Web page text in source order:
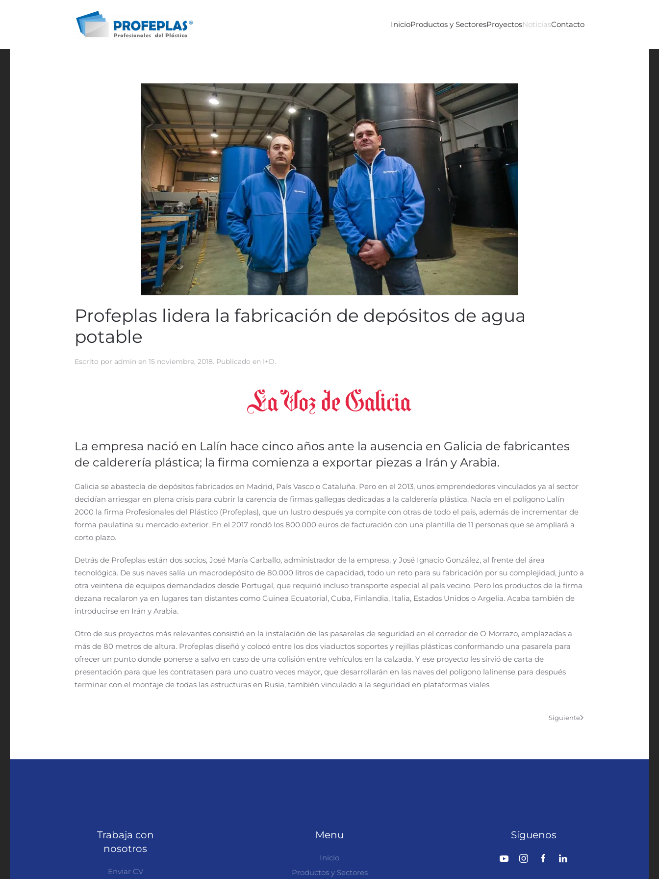
Skip to main content InicioProductos y SectoresProyectosNoticiasContacto
Profeplas lidera la fabricación de depósitos de agua
potable
Escrito por admin en 15 noviembre, 2018. Publicado en I+D.
La empresa nació en Lalín hace cinco años ante la ausencia en Galicia de fabricantes
de calderería plástica; la firma comienza a exportar piezas a Irán y Arabia.
Galicia se abastecía de depósitos fabricados en Madrid, País Vasco o Cataluña. Pero en el 2013, unos emprendedores vinculados ya al sector
decidían arriesgar en plena crisis para cubrir la carencia de firmas gallegas dedicadas a la calderería plástica. Nacía en el polígono Lalín
2000 la firma Profesionales del Plástico (Profeplas), que un lustro después ya compite con otras de todo el país, además de incrementar de
forma paulatina su mercado exterior. En el 2017 rondó los 800.000 euros de facturación con una plantilla de 11 personas que se ampliará a
corto plazo.
Detrás de Profeplas están dos socios, José María Carballo, administrador de la empresa, y José Ignacio González, al frente del área
tecnológica. De sus naves salía un macrodepósito de 80.000 litros de capacidad, todo un reto para su fabricación por su complejidad, junto a
otra veintena de equipos demandados desde Portugal, que requirió incluso transporte especial al país vecino. Pero los productos de la firma
dezana recalaron ya en lugares tan distantes como Guinea Ecuatorial, Cuba, Finlandia, Italia, Estados Unidos o Argelia. Acaba también de
introducirse en Irán y Arabia.
Otro de sus proyectos más relevantes consistió en la instalación de las pasarelas de seguridad en el corredor de O Morrazo, emplazadas a
más de 80 metros de altura. Profeplas diseñó y colocó entre los dos viaductos soportes y rejillas plásticas conformando una pasarela para
ofrecer un punto donde ponerse a salvo en caso de una colisión entre vehículos en la calzada. Y ese proyecto les sirvió de carta de
presentación para que les contratasen para uno cuatro veces mayor, que desarrollarán en las naves del polígono lalinense para después
terminar con el montaje de todas las estructuras en Rusia, también vinculado a la seguridad en plataformas viales
Siguiente
Trabaja con
nosotros
Enviar CV
Menu
Inicio
Productos y Sectores
Síguenos